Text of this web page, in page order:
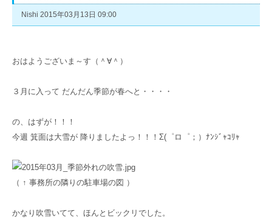
Nishi 2015年03月13日 09:00
おはようございま～す（＾∀＾）
３月に入って だんだん季節が春へと・・・・
の、はずが！！！
今週 箕面は大雪が 降りましたよっ！！！Σ(゜ロ゜；）ﾅﾝｼﾞｬｺﾘｬ
（ ↑ 事務所の隣りの駐車場の図 ）
かなり吹雪いてて、ほんとビックリでした。